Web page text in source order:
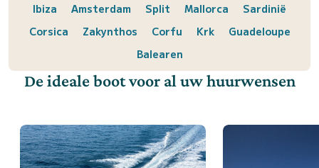
Ibiza Amsterdam Split Mallorca
Sardinië
Corsica
Zakynthos Corfu Krk
Guadeloupe
Balearen
De ideale boot voor al uw huurwensen